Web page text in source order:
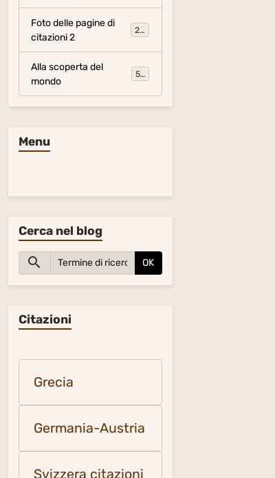
Foto delle pagine di
citazioni 2
281
Alla scoperta del
mondo
54
Menu
Cerca nel blog
OK
Citazioni
Grecia
Germania-Austria
Svizzera citazioni